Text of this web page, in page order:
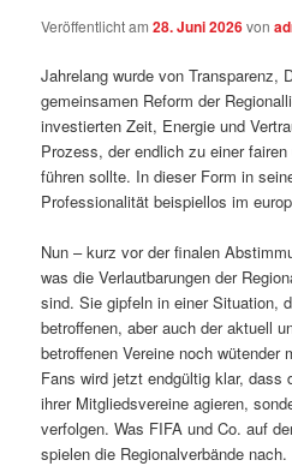
Veröffentlicht am28. Juni 2026von
Jahrelang wurde von Transparenz,
gemeinsamen Reform der
investierten Zeit, Energie und
Prozess, der endlich zu einer
führen sollte. In dieser Form in
Professionalität beispiellos im
Nun – kurz vor der finalen
was die Verlautbarungen der
sind. Sie gipfeln in einer Situation,
betroffenen, aber auch der aktuell
betroffenen Vereine noch
Fans wird jetzt endgültig klar, dass
ihrer Mitgliedsvereine agieren,
verfolgen. Was FIFA und Co. auf
spielen die Regionalverbände nach.